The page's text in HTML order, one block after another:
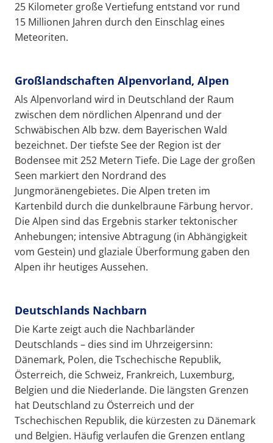
25 Kilometer große Vertiefung entstand vor rund
15 Millionen Jahren durch den Einschlag eines
Meteoriten.
Großlandschaften Alpenvorland, Alpen
Als Alpenvorland wird in Deutschland der Raum
zwischen dem nördlichen Alpenrand und der
Schwäbischen Alb bzw. dem Bayerischen Wald
bezeichnet. Der tiefste See der Region ist der
Bodensee mit 252 Metern Tiefe. Die Lage der großen
Seen markiert den Nordrand des
Jungmoränengebietes. Die Alpen treten im
Kartenbild durch die dunkelbraune Färbung hervor.
Die Alpen sind das Ergebnis starker tektonischer
Anhebungen; intensive Abtragung (in Abhängigkeit
vom Gestein) und glaziale Überformung gaben den
Alpen ihr heutiges Aussehen.
Deutschlands Nachbarn
Die Karte zeigt auch die Nachbarländer
Deutschlands – dies sind im Uhrzeigersinn:
Dänemark, Polen, die Tschechische Republik,
Österreich, die Schweiz, Frankreich, Luxemburg,
Belgien und die Niederlande. Die längsten Grenzen
hat Deutschland zu Österreich und der
Tschechischen Republik, die kürzesten zu Dänemark
und Belgien. Häufig verlaufen die Grenzen entlang